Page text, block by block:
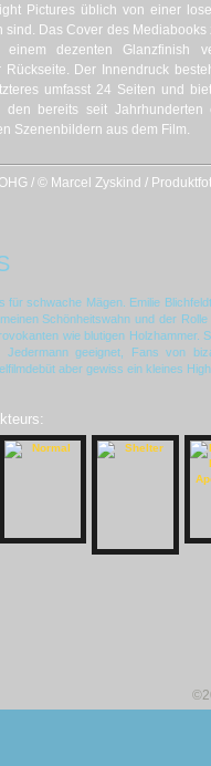
Pictures üblich von einer
sind. Das Cover des
dezenten Glanzfinish
Der Innendruck
umfasst 24 Seiten und
den bereits seit
Szenenbildern aus dem Film.
/ © Marcel Zyskind /
für schwache Mägen. Emilie
Schönheitswahn und der
wie blutigen Holzhammer.
Jedermann geeignet, Fans von
aber gewiss ein kleines